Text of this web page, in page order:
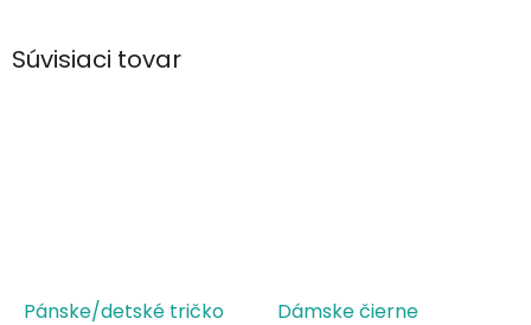
Súvisiaci tovar
Pánske/detské tričko
Dámske čierne